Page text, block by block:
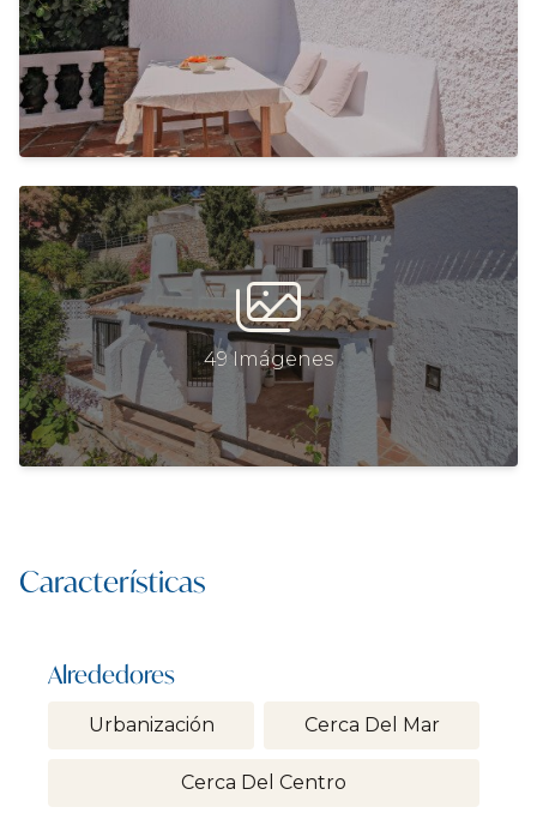
49 Imágenes
Características
Alrededores
Urbanización Cerca Del Mar
Cerca Del Centro